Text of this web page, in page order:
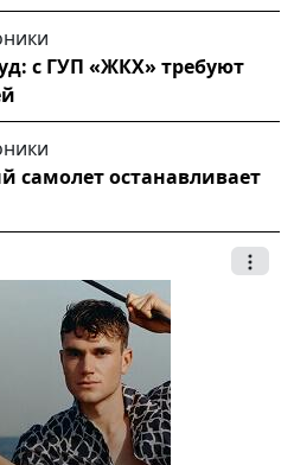
с ГУП «ЖКХ» требуют
самолет останавливает